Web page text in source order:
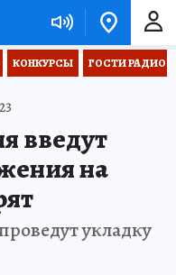
КОНКУРСЫ ГОСТИ РАДИО
введут
на
укладку